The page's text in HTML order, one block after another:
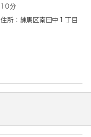
10分
住所：練馬区南田中１丁目